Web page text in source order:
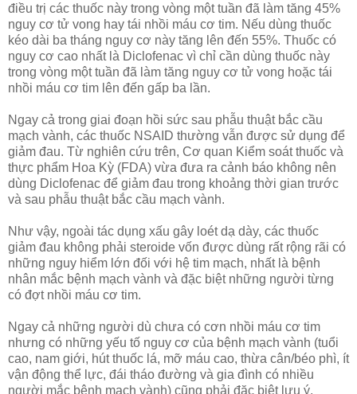
điều trị các thuốc này trong vòng một tuần đã làm tăng 45%
nguy cơ tử vong hay tái nhồi máu cơ tim. Nếu dùng thuốc
kéo dài ba tháng nguy cơ này tăng lên đến 55%. Thuốc có
nguy cơ cao nhất là Diclofenac vì chỉ cần dùng thuốc này
trong vòng một tuần đã làm tăng nguy cơ tử vong hoặc tái
nhồi máu cơ tim lên đến gấp ba lần.
Ngay cả trong giai đoạn hồi sức sau phẫu thuật bắc cầu
mạch vành, các thuốc NSAID thường vẫn được sử dụng để
giảm đau. Từ nghiên cứu trên, Cơ quan Kiểm soát thuốc và
thực phẩm Hoa Kỳ (FDA) vừa đưa ra cảnh báo không nên
dùng Diclofenac để giảm đau trong khoảng thời gian trước
và sau phẫu thuật bắc cầu mạch vành.
Như vậy, ngoài tác dụng xấu gây loét dạ dày, các thuốc
giảm đau không phải steroide vốn được dùng rất rộng rãi có
những nguy hiểm lớn đối với hệ tim mạch, nhất là bệnh
nhân mắc bệnh mạch vành và đặc biệt những người từng
có đợt nhồi máu cơ tim.
Ngay cả những người dù chưa có cơn nhồi máu cơ tim
nhưng có những yếu tố nguy cơ của bệnh mạch vành (tuổi
cao, nam giới, hút thuốc lá, mỡ máu cao, thừa cân/béo phì, ít
vận động thể lực, đái tháo đường và gia đình có nhiều
người mắc bệnh mạch vành) cũng phải đặc biệt lưu ý.